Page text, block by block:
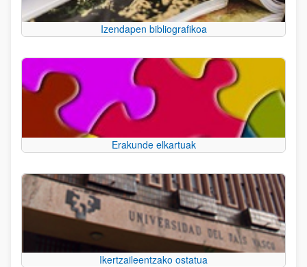
Izendapen bibliografikoa
Erakunde elkartuak
Ikertzaileentzako ostatua